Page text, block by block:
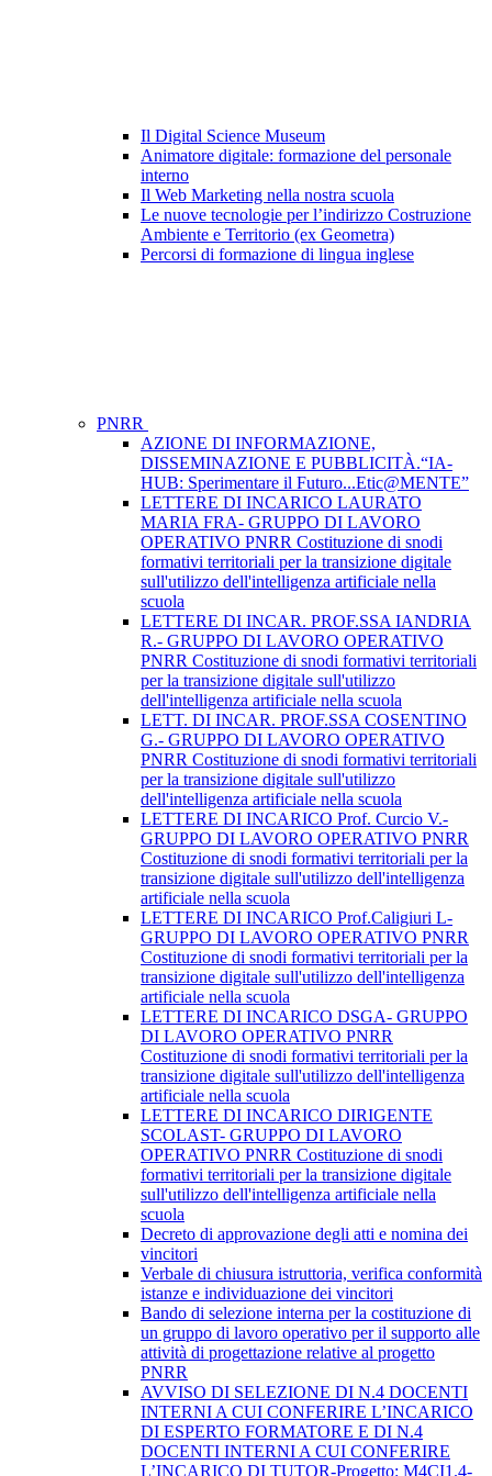
Il Digital Science Museum
Animatore digitale: formazione del personale
interno
Il Web Marketing nella nostra scuola
Le nuove tecnologie per l’indirizzo Costruzione
Ambiente e Territorio (ex Geometra)
Percorsi di formazione di lingua inglese
PNRR
AZIONE DI INFORMAZIONE,
DISSEMINAZIONE E PUBBLICITÀ.“IA-
HUB: Sperimentare il Futuro...Etic@MENTE”
LETTERE DI INCARICO LAURATO
MARIA FRA- GRUPPO DI LAVORO
OPERATIVO PNRR Costituzione di snodi
formativi territoriali per la transizione digitale
sull'utilizzo dell'intelligenza artificiale nella
scuola
LETTERE DI INCAR. PROF.SSA IANDRIA
R.- GRUPPO DI LAVORO OPERATIVO
PNRR Costituzione di snodi formativi territoriali
per la transizione digitale sull'utilizzo
dell'intelligenza artificiale nella scuola
LETT. DI INCAR. PROF.SSA COSENTINO
G.- GRUPPO DI LAVORO OPERATIVO
PNRR Costituzione di snodi formativi territoriali
per la transizione digitale sull'utilizzo
dell'intelligenza artificiale nella scuola
LETTERE DI INCARICO Prof. Curcio V.-
GRUPPO DI LAVORO OPERATIVO PNRR
Costituzione di snodi formativi territoriali per la
transizione digitale sull'utilizzo dell'intelligenza
artificiale nella scuola
LETTERE DI INCARICO Prof.Caligiuri L-
GRUPPO DI LAVORO OPERATIVO PNRR
Costituzione di snodi formativi territoriali per la
transizione digitale sull'utilizzo dell'intelligenza
artificiale nella scuola
LETTERE DI INCARICO DSGA- GRUPPO
DI LAVORO OPERATIVO PNRR
Costituzione di snodi formativi territoriali per la
transizione digitale sull'utilizzo dell'intelligenza
artificiale nella scuola
LETTERE DI INCARICO DIRIGENTE
SCOLAST- GRUPPO DI LAVORO
OPERATIVO PNRR Costituzione di snodi
formativi territoriali per la transizione digitale
sull'utilizzo dell'intelligenza artificiale nella
scuola
Decreto di approvazione degli atti e nomina dei
vincitori
Verbale di chiusura istruttoria, verifica conformità
istanze e individuazione dei vincitori
Bando di selezione interna per la costituzione di
un gruppo di lavoro operativo per il supporto alle
attività di progettazione relative al progetto
PNRR
AVVISO DI SELEZIONE DI N.4 DOCENTI
INTERNI A CUI CONFERIRE L’INCARICO
DI ESPERTO FORMATORE E DI N.4
DOCENTI INTERNI A CUI CONFERIRE
L’INCARICO DI TUTOR-Progetto: M4CI1.4-